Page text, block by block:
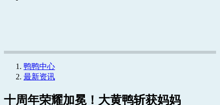
鸭鸭中心
最新资讯
十周年荣耀加冕！大黄鸭斩获妈妈